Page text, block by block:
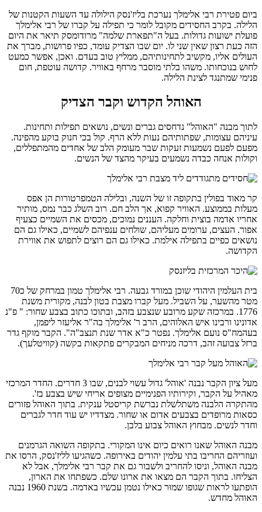
ביום פטירת רבי אלימלך נערכת בליז'נסק הילולה עד השעות הקטנות של
הלילה. בקרב החסידים מקובל לומר כי תפילה על קברו של רבי אלימלך
פועלת ישועות גדולות. בעל ה"תפארת שלמה" מרודומסק תיאר את היום
הזה כעת רצון שאין שני לו. יום שבו הצדיק עומד, כפיו פרושות, מברך את
העולים אליו, מקשיב לתחינותיהם, ממליץ טוב בעדם. ואכן, אפשר כמעט
לחוש בנוכחותו. משהו בלתי מוסבר מרחף באוויר. קדושה עוטפת, חום
פנימי שמתנגד לצינת הלילה.
האוהל הקדוש וקבר הצדיק
לתוך מבנה "האוהל" נדחסים גברים ונשים, נושאים תפילות ותחינות.
עיניהם עצומות, שפתותיהם נעות ללא הרף. קול בכי חנוק בוקע מהפינה.
מפעם לפעם נשמעות זעקות שבר מעומק הלב של אחדים מהמתפללים,
וקולות אנחה כבדה נשמעים בעיקר מהצד של הנשים.
קר מאוד בפולין בתקופה זו של השנה, ובלילה הטמפרטורות הן אפס
מעלות בממוצע. האוויר קפוא, אך הלב חם. רוב השלג כבר נמס, מותיר
אחריו אדמה בוצית וחלקה. העננים נמוכים, מכסים את השמיים כצעיף
אפור. העצים, ערומים מעליהם, שולחים ענפיהם לשמיים, כאילו גם הם
נושאים כפיים בתפילה אילמת. כאילו גם הם רוצים לתפוש את אווירת
הקדושה.
בית העלמין היהודי שוכן במורד גבעה. רבי אלימלך טמון במרחק של כ70
מטר מהשער, על השביל. מעל קברו מצבת בטון לבנה, מקורית משנת
1776. במרכזה שקע מרובע שנצבע בזהב, ובתוכו כתוב בצבע שחור: " פ"נ
אדונינו ורבינו איש האלוהים, הרב ר' אלימלך בה"ר אליעזר ליפמן,
בעהמח"ס נועם אלימלך. נפטר כ"א אדר שנת תנצב"ה". הקבר מוקף גדר
ברזל צבועה זהב, דרכה מניחים המבקרים פתקאות בקשה (קוויטלעך).
מעל ציון הקבר נבנה 'אוהל' גדול עשוי לבנים, שבו 3 חדרים. החדר המרכזי
מאהיל על הקבר, וקירותיו הפנימיים מצופים אריחי שיש בצבע בז'.
מהתקרה הלבנה משתלשלת נברשת קריסטל ענקית. בתוך האוהל פזורים
כסאות מרופדים בצבעים אדום או שחור. מצדדיו יש עוד חדר לגברים
וחדר לנשים. מבחוץ האוהל צבוע בלבן.
מבנה האוהל שאנו רואים כיום אינו המקורי. בתקופה השואה הגרמנים
ועוזריהם החריבו בתי עלמין יהודים באירופה. כשהגיעו לליז'נסק, הרסו את
מבנה האוהל, וניסו להחריב ולשבור גם את קבר רבי אלימלך, אבל לא
הצליחו. בתוך הקבר הם מצאו את ארונו שלם. כשפתחו את הארון,
הופתעו לראות שגופו שמוּר כאילו נטמן עכשיו באדמה. בשנת 1960 נבנה
האוהל מחדש.